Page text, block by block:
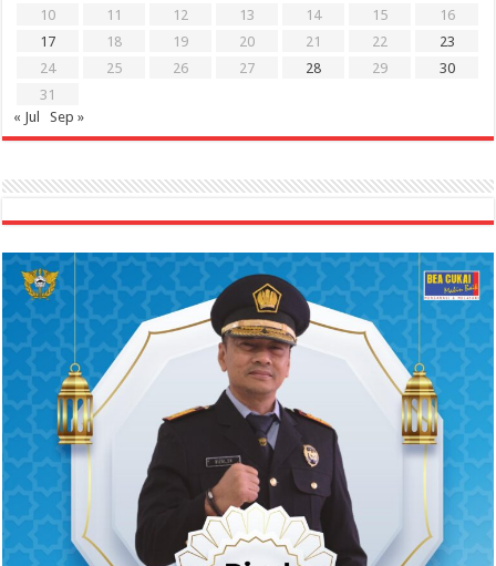
10
11 12 13 14 15
16
17
18 19 20 21 22
23
24
25 26 27 28 29
30
31
« Jul
Sep »